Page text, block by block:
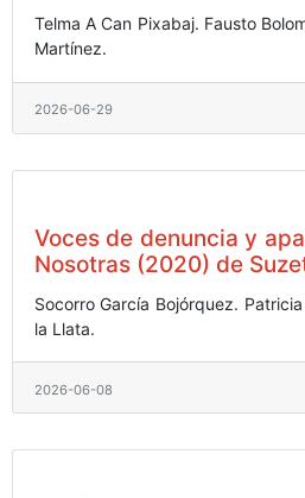
Telma A Can Pixabaj. Fausto
Martínez.
2026-06-29
Voces de denuncia y
Nosotras (2020) de
Socorro García Bojórquez.
la Llata.
2026-06-08